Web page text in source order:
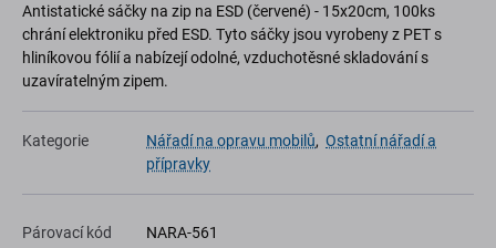
Antistatické sáčky na zip na ESD (červené) - 15x20cm, 100ks
chrání elektroniku před ESD. Tyto sáčky jsou vyrobeny z PET s
hliníkovou fólií a nabízejí odolné, vzduchotěsné skladování s
uzavíratelným zipem.
Kategorie Nářadí na opravu mobilů, Ostatní nářadí a
přípravky
Párovací kód NARA-561